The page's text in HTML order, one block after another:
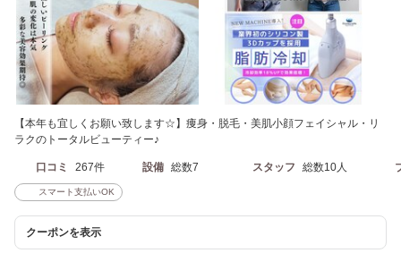
【本年も宜しくお願い致します☆】痩身・脱毛・美肌小顔フェイシャル・リ
ラクのトータルビューティー♪
口コミ 267件 設備 総数7 スタッフ 総数10人
スマート支払いOK
クーポンを表示